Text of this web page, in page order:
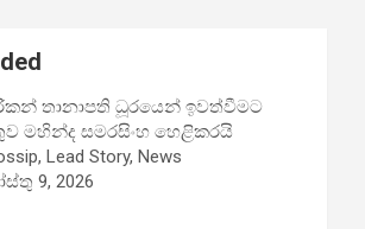
තානාපති ධූරයෙන් ඉවත්වීමට
මහින්ද සමරසිංහ හෙළිකරයි
Lead Story, News
9, 2026